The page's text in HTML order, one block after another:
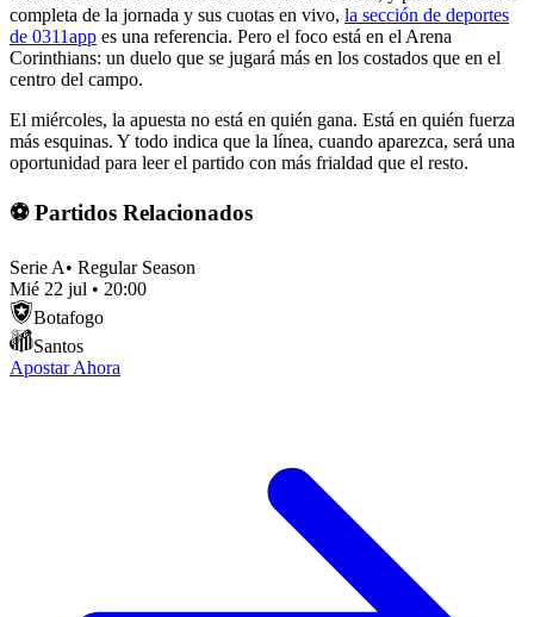
completa de la jornada y sus cuotas en vivo, la sección de deportes
de 0311app es una referencia. Pero el foco está en el Arena
Corinthians: un duelo que se jugará más en los costados que en el
centro del campo.
El miércoles, la apuesta no está en quién gana. Está en quién fuerza
más esquinas. Y todo indica que la línea, cuando aparezca, será una
oportunidad para leer el partido con más frialdad que el resto.
⚽ Partidos Relacionados
Serie A• Regular Season
Mié 22 jul • 20:00
Botafogo
Santos
Apostar Ahora